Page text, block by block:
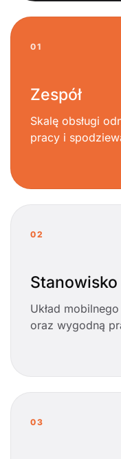
01
Zespół
Skalę obsługi
pracy i
02
Stanowisko
Układ
oraz wygodną
03